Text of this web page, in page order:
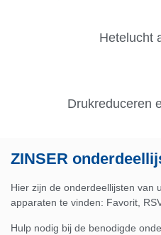
Hetelucht
Drukreduceren
ZINSER
Hier zijn de onderdeellijsten van
apparaten te vinden: Favorit,
Hulp nodig bij de benodigde